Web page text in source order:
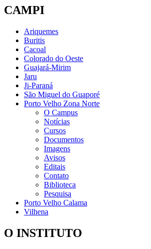
CAMPI
Ariquemes
Buritis
Cacoal
Colorado do Oeste
Guajará-Mirim
Jaru
Ji-Paraná
São Miguel do Guaporé
Porto Velho Zona Norte
O Campus
Notícias
Cursos
Documentos
Imagens
Avisos
Editais
Contato
Biblioteca
Pesquisa
Porto Velho Calama
Vilhena
O INSTITUTO